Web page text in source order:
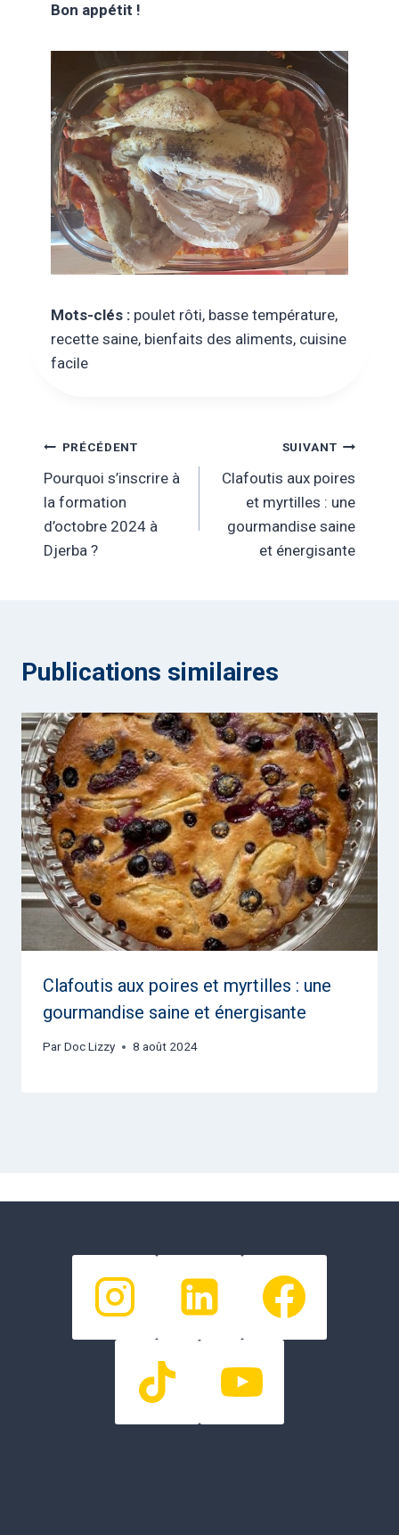
Bon appétit !
Mots-clés : poulet rôti, basse température,
recette saine, bienfaits des aliments, cuisine
facile
Navigation
de
l’article
PRÉCÉDENT
Pourquoi s’inscrire à
la formation
d’octobre 2024 à
Djerba ?
SUIVANT
Clafoutis aux poires
et myrtilles : une
gourmandise saine
et énergisante
Publications similaires
Clafoutis aux poires et myrtilles : une
gourmandise saine et énergisante
ParDoc Lizzy 8 août 2024